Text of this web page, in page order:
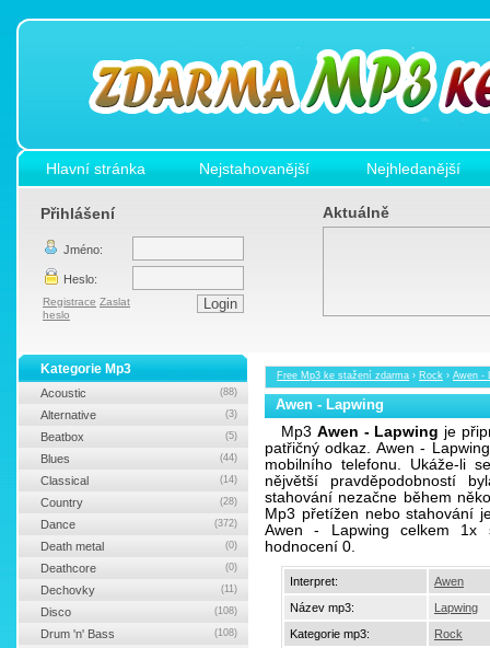
Hlavní stránka Nejstahovanější Nejhledanější
Přihlášení
Jméno:
Heslo:
Registrace Zaslat
heslo
Aktuálně
Free Mp3 ke stažení zdarma › Rock › Awen -
Awen - Lapwing
Mp3 Awen - Lapwing je
patřičný odkaz. Awen -
mobilního telefonu. Ukáže-li
nějvětší pravděpodobností
stahování nezačne během
Mp3 přetížen nebo stahování
Awen - Lapwing celkem 1x
hodnocení 0.
Interpret:
Awen
Název mp3:
Lapwing
Kategorie mp3:
Rock
Kategorie Mp3
Acoustic (88)
Alternative (3)
Beatbox (5)
Blues (44)
Classical (14)
Country (28)
Dance (372)
Death metal (0)
Deathcore (0)
Dechovky (11)
Disco (108)
Drum 'n' Bass (108)